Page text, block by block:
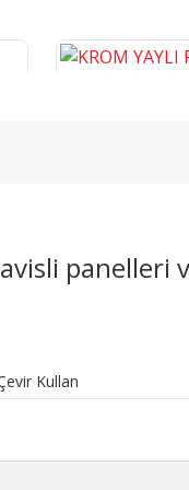
KROM YAYLI
GİZLEME 9 CM
panelleri